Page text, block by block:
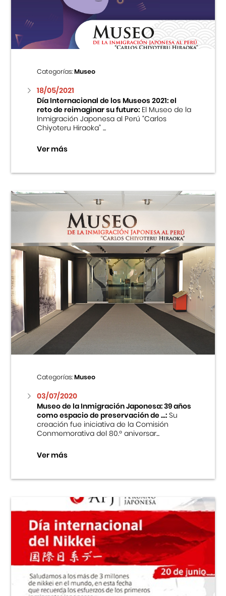
Centro Cultural Peruano Japonés
Cursos
Museo de la Inmigración Japonesa
Fondo Editorial
Teatro Peruano Japonés
Categorías:Museo
18/05/2021
Día Internacional de los Museos 2021: el
reto de reimaginar su futuro:El Museo de la
Inmigración Japonesa al Perú “Carlos
Chiyoteru Hiraoka” ...
Ver más
Categorías:Museo
03/07/2020
Museo de la Inmigración Japonesa: 39 años
como espacio de preservación de ...:Su
creación fue iniciativa de la Comisión
Conmemorativa del 80.º aniversar...
Ver más